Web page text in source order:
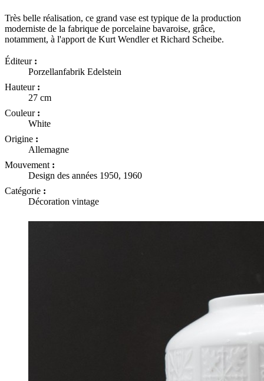
Très belle réalisation, ce grand vase est typique de la production
moderniste de la fabrique de porcelaine bavaroise, grâce,
notamment, à l'apport de Kurt Wendler et Richard Scheibe.
Éditeur :
Porzellanfabrik Edelstein
Hauteur :
27 cm
Couleur :
White
Origine :
Allemagne
Mouvement :
Design des années 1950, 1960
Catégorie :
Décoration vintage